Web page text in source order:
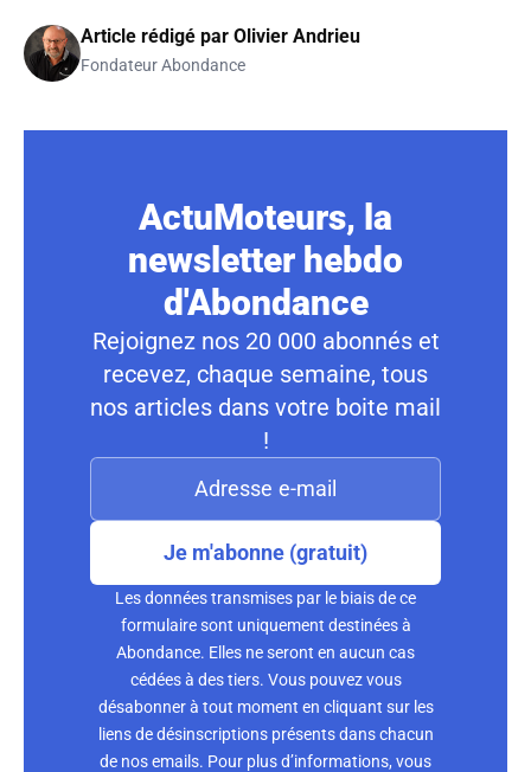
Article rédigé par Olivier Andrieu
Fondateur Abondance
ActuMoteurs, la
newsletter hebdo
d'Abondance
Rejoignez nos 20 000 abonnés et
recevez, chaque semaine, tous
nos articles dans votre boite mail
!
Je m'abonne (gratuit)
Les données transmises par le biais de ce
formulaire sont uniquement destinées à
Abondance. Elles ne seront en aucun cas
cédées à des tiers. Vous pouvez vous
désabonner à tout moment en cliquant sur les
liens de désinscriptions présents dans chacun
de nos emails. Pour plus d’informations, vous